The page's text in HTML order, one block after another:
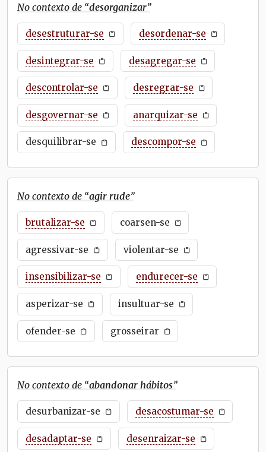
No contexto de “desorganizar”
desestruturar-se desordenar-se
desintegrar-se desagregar-se
descontrolar-se desregrar-se
desgovernar-se anarquizar-se
desquilibrar-se descompor-se
No contexto de “agir rude”
brutalizar-se coarsen-se
agressivar-se violentar-se
insensibilizar-se endurecer-se
asperizar-se insultuar-se
ofender-se grosseirar
No contexto de “abandonar hábitos”
desurbanizar-se desacostumar-se
desadaptar-se desenraizar-se